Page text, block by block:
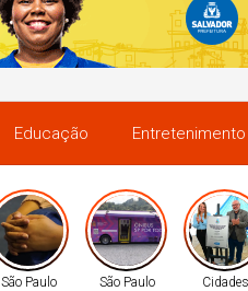
Educação Entretenimento
São Paulo São Paulo Cidades